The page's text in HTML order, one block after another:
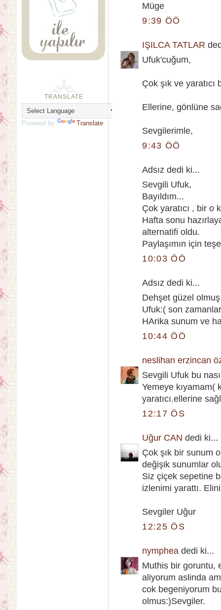
Müge
9:39 ÖÖ
IŞILCA TATLAR
Ufuk'cuğum,
Çok şık ve
Ellerine, gönlüne
Sevgilerimle,
9:43 ÖÖ
Adsız dedi ki...
Sevgili Ufuk,
Bayıldım...
Çok yaratıcı , bir o
Hafta sonu
alternatifi oldu.
Paylaşımın için
10:03 ÖÖ
Adsız dedi ki...
Dehşet güzel
Ufuk:( son
HArika sunum ve
10:44 ÖÖ
neslihan erzincan
Sevgili Ufuk bu
Yemeye kıyamam(
yaratıcı.ellerine
12:17 ÖS
Uğur CAN dedi ki...
Çok şık bir sunum
değişik sunumlar
Siz çiçek sepetine
izlenimi yarattı.
Sevgiler Uğur
12:25 ÖS
nymphea dedi ki...
Muthis bir goruntu,
aliyorum aslinda
cok begeniyorum
olmus:)Sevgiler.
TRANSLATE
Powered by Translate